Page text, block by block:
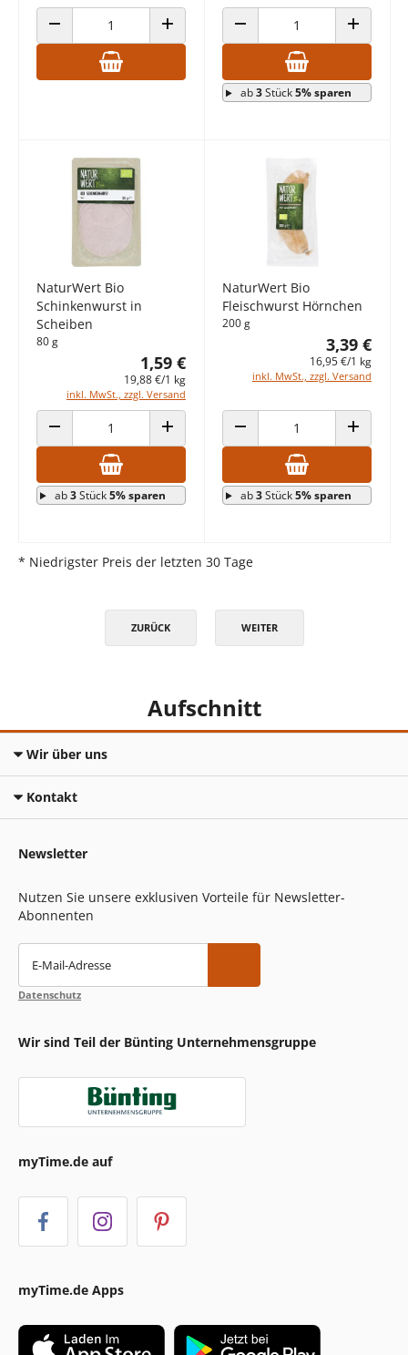
ANZAHL VERRINGERN ANZAHL ERHÖHENANZAHL VERRINGERN ANZAHL
ab3Stück5% sparen
NaturWert Bio
Schinkenwurst in
Scheiben
80 g
1,59 €
19,88 €/1 kg
inkl. MwSt., zzgl. Versand
ANZAHL VERRINGERN ANZAHL ERHÖHEN
ab3Stück5% sparen
NaturWert Bio
Fleischwurst Hörnchen
200 g
3,39 €
16,95 €/1 kg
inkl. MwSt., zzgl. Versand
ANZAHL VERRINGERN ANZAHL
ab3Stück5% sparen
* Niedrigster Preis der letzten 30 Tage
ZURÜCK WEITER
Aufschnitt
Wir über uns
Kontakt
Newsletter
Nutzen Sie unsere exklusiven Vorteile für Newsletter-
Abonnenten
E-Mail-Adresse
Datenschutz
Wir sind Teil der Bünting Unternehmensgruppe
myTime.de auf
myTime.de Apps